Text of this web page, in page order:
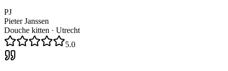
PJ
Pieter Janssen
Douche kitten · Utrecht
5.0